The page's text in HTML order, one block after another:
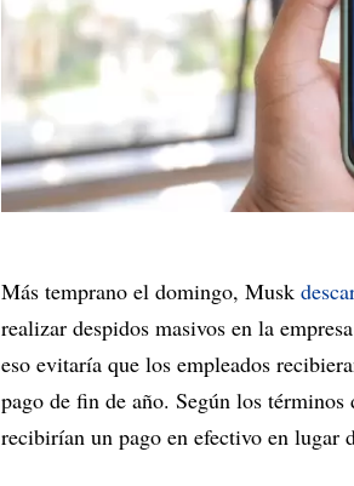
Más temprano el domingo, Musk
realizar despidos masivos en la
eso evitaría que los empleados
pago de fin de año. Según los
recibirían un pago en efectivo en lugar